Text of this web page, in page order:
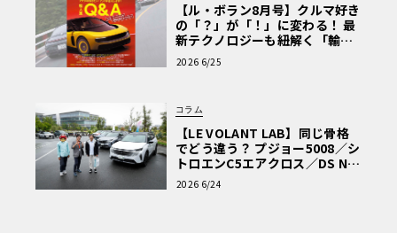
【ル・ボラン8月号】クルマ好き
の「？」が「！」に変わる！ 最
新テクノロジーも紐解く「輸入
車Q&A」
2026 6/25
コラム
【LE VOLANT LAB】同じ骨格
でどう違う？ プジョー5008／シ
トロエンC5エアクロス／DS Nº4
読者一気乗りレポート
2026 6/24